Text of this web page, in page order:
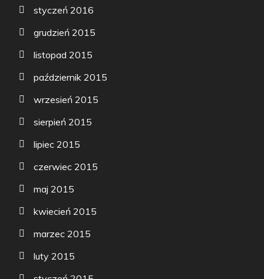
styczeń 2016
grudzień 2015
listopad 2015
październik 2015
wrzesień 2015
sierpień 2015
lipiec 2015
czerwiec 2015
maj 2015
kwiecień 2015
marzec 2015
luty 2015